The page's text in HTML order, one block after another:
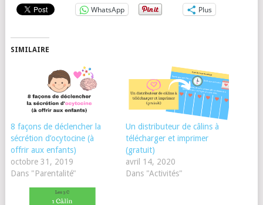
WhatsApp Plus
SIMILAIRE
8 façons de déclencher la
sécrétion d’ocytocine (à
offrir aux enfants)
octobre 31, 2019
Dans "Parentalité"
Un distributeur de câlins à
télécharger et imprimer
(gratuit)
avril 14, 2020
Dans "Activités"